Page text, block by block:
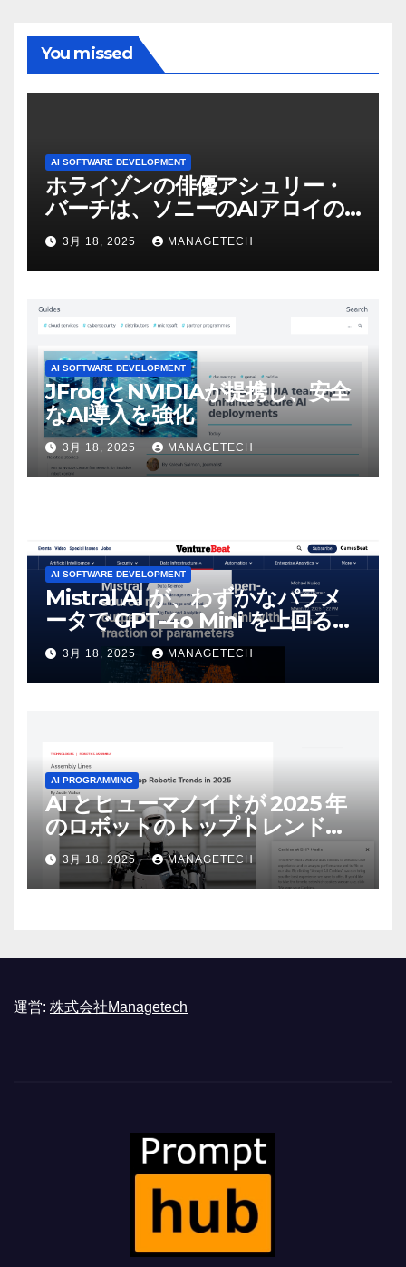
You missed
AI SOFTWARE DEVELOPMENT
ホライゾンの俳優アシュリー・
バーチは、ソニーのAIアロイの
ビデオを見て「ゲームパフォー
マンスという芸術形式に不安を
感じた」と語る – IGN
3月 18, 2025 MANAGETECH
AI SOFTWARE DEVELOPMENT
JFrogとNVIDIAが提携し、安全
なAI導入を強化
3月 18, 2025 MANAGETECH
AI SOFTWARE DEVELOPMENT
Mistral AI が、わずかなパラメ
ータで GPT-4o Mini を上回る新
しいオープンソース モデルをリ
リース | VentureBeat
3月 18, 2025 MANAGETECH
AI PROGRAMMING
AI とヒューマノイドが 2025 年
のロボットのトップトレンドに |
ASSEMBLY
3月 18, 2025 MANAGETECH
運営: 株式会社Managetech